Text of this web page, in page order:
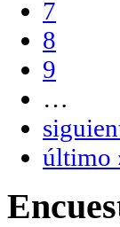
7
8
9
…
último